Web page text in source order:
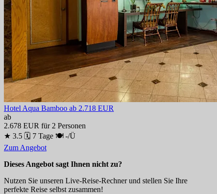
Hotel Aqua Bamboo ab 2.718 EUR
ab
2.678 EUR für 2 Personen
★ 3.5 🗓 7 Tage 🍽 -/Ü
Zum Angebot
Dieses Angebot sagt Ihnen nicht zu?
Nutzen Sie unseren Live-Reise-Rechner und stellen Sie Ihre
perfekte Reise selbst zusammen!